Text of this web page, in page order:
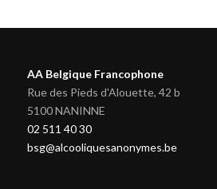
AA Belgique Francophone
Rue des Pieds d'Alouette, 42 b
5100 NANINNE
02 511 40 30
bsg@alcooliquesanonymes.be